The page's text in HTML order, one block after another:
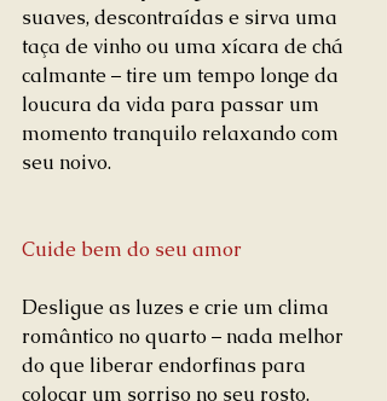
suaves, descontraídas e sirva uma
taça de vinho ou uma xícara de chá
calmante – tire um tempo longe da
loucura da vida para passar um
momento tranquilo relaxando com
seu noivo.
Cuide bem do seu amor
Desligue as luzes e crie um clima
romântico no quarto – nada melhor
do que liberar endorfinas para
colocar um sorriso no seu rosto.